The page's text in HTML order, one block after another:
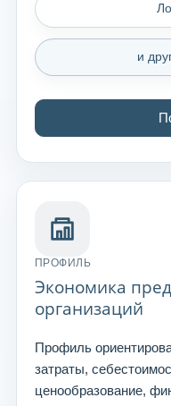
и
ПРОФИЛЬ
Экономика
организаций
Профиль
затраты,
ценообразование,